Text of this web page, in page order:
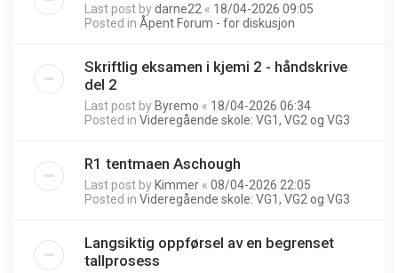
Last post bydarne22 « 18/04-2026 09:05
Posted in Åpent Forum - for diskusjon
Skriftlig eksamen i kjemi 2 - håndskrive
del 2
Last post by Byremo « 18/04-2026 06:34
Posted in Videregående skole: VG1, VG2 og VG3
R1 tentmaen Aschough
Last post by Kimmer « 08/04-2026 22:05
Posted in Videregående skole: VG1, VG2 og VG3
Langsiktig oppførsel av en begrenset
tallprosess